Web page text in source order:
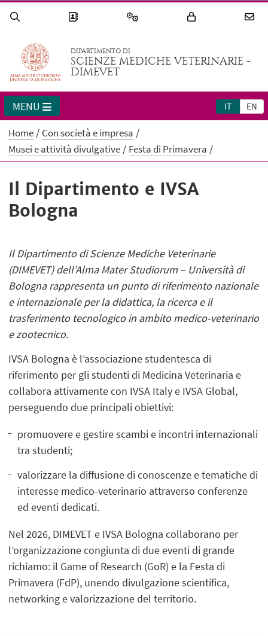
DIPARTIMENTO DI
SCIENZE MEDICHE VETERINARIE -
DIMEVET
IT EN
MENU
Home
Con società e impresa
Musei e attività divulgative
Festa di Primavera
Il Dipartimento e IVSA
Bologna
Il Dipartimento di Scienze Mediche Veterinarie
(DIMEVET) dell’Alma Mater Studiorum – Università di
Bologna rappresenta un punto di riferimento nazionale
e internazionale per la didattica, la ricerca e il
trasferimento tecnologico in ambito medico-veterinario
e zootecnico.
IVSA Bologna è l’associazione studentesca di
riferimento per gli studenti di Medicina Veterinaria e
collabora attivamente con IVSA Italy e IVSA Global,
perseguendo due principali obiettivi:
promuovere e gestire scambi e incontri internazionali
tra studenti;
valorizzare la diffusione di conoscenze e tematiche di
interesse medico-veterinario attraverso conferenze
ed eventi dedicati.
Nel 2026, DIMEVET e IVSA Bologna collaborano per
l’organizzazione congiunta di due eventi di grande
richiamo: il Game of Research (GoR) e la Festa di
Primavera (FdP), unendo divulgazione scientifica,
networking e valorizzazione del territorio.